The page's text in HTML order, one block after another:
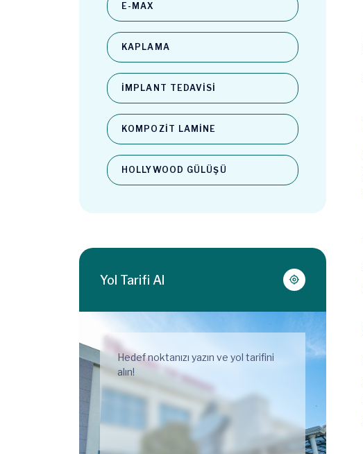
E-MAX
KAPLAMA
İMPLANT TEDAVISI
KOMPOZIT LAMINE
HOLLYWOOD GÜLÜŞÜ
Yol Tarifi Al